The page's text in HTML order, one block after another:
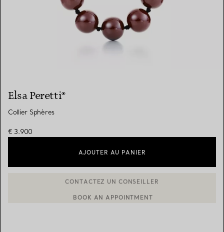
Elsa Peretti®
Collier Sphères
€ 3.900
AJOUTER AU PANIER